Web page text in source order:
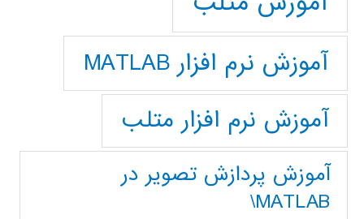
آموزش نرم افزار MATLAB
آموزش نرم افزار متلب
آموزش پردازش تصوير در
MATLAB\